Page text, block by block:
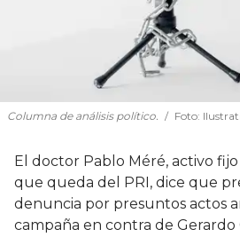
Columna de análisis político. Foto:
El doctor Pablo Méré, activo
que queda del PRI, dice que
denuncia por presuntos actos
campaña en contra de